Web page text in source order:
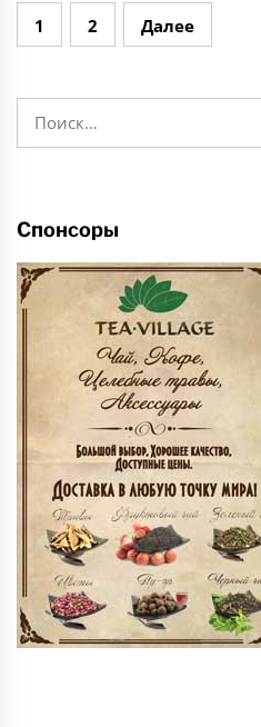
Навигация
записям
1 2 Далее
Найти:
Спонсоры